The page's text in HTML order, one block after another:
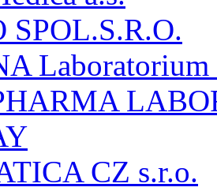
SPOL.S.R.O.
CZ s.r.o.